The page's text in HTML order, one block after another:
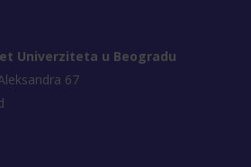
Univerziteta u Beogradu
67